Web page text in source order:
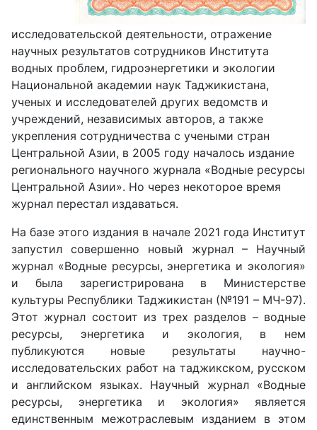
исследовательской деятельности, отражение
научных результатов сотрудников Института
водных проблем, гидроэнергетики и экологии
Национальной академии наук Таджикистана,
ученых и исследователей других ведомств и
учреждений, независимых авторов, а также
укрепления сотрудничества с учеными стран
Центральной Азии, в 2005 году началось издание
регионального научного журнала «Водные ресурсы
Центральной Азии». Но через некоторое время
журнал перестал издаваться.
На базе этого издания в начале 2021 года Институт
запустил совершенно новый журнал – Научный
журнал «Водные ресурсы, энергетика и экология»
и была зарегистрирована в Министерстве
культуры Республики Таджикистан (№191 – МЧ-97).
Этот журнал состоит из трех разделов – водные
ресурсы, энергетика и экология, в нем
публикуются новые результаты научно-
исследовательских работ на таджикском, русском
и английском языках. Научный журнал «Водные
ресурсы, энергетика и экология» является
единственным межотраслевым изданием в этом